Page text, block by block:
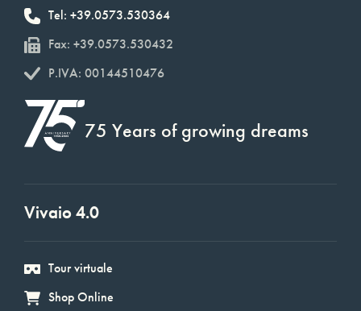
Tel: +39.0573.530364
Fax: +39.0573.530432
P.IVA: 00144510476
75 Years of growing dreams
Vivaio 4.0
Tour virtuale
Shop Online